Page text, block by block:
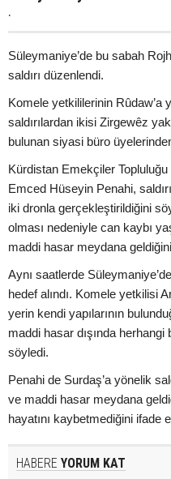
.
Süleymaniye’de bu sabah
saldırı düzenlendi.
Komele yetkililerinin Rûdaw’a
saldırılardan ikisi Zirgewêz
bulunan siyasi büro
Kürdistan Emekçiler
Emced Hüseyin Penahi,
iki dronla gerçekleştirildiğini
olması nedeniyle can kaybı
maddi hasar meydana
Aynı saatlerde
hedef alındı. Komele yetkilisi
yerin kendi yapılarının
maddi hasar dışında herhangi
söyledi.
Penahi de Surdaş’a yönelik
ve maddi hasar meydana
hayatını kaybetmediğini ifade
HABERE YORUM KAT